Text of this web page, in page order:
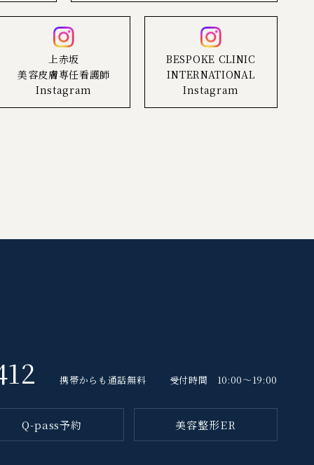
上赤坂
美容皮膚専任看護師
Instagram
BESPOKE CLINIC
INTERNATIONAL
Instagram
携帯からも通話無料 受付時間 10:00～19:00
Q-pass予約 美容整形ER